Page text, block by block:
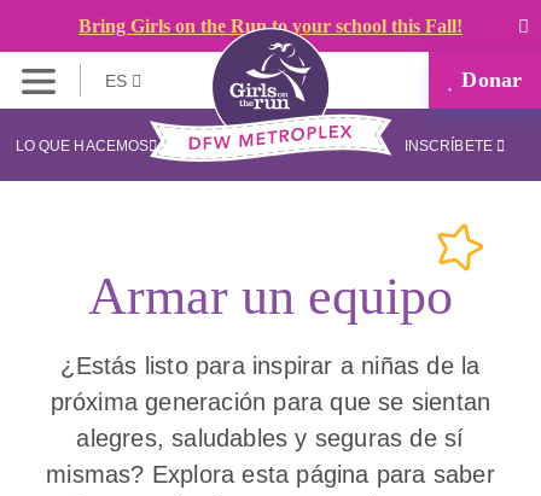
Bring Girls on the Run to your school this Fall!
ES Donar
LO QUE HACEMOS INSCRÍBETE
Armar un equipo
¿Estás listo para inspirar a niñas de la
próxima generación para que se sientan
alegres, saludables y seguras de sí
mismas? Explora esta página para saber